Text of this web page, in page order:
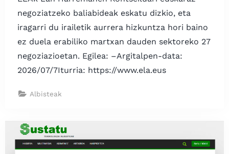
negoziatzeko baliabideak eskatu dizkio, eta
iragarri du irailetik aurrera hizkuntza hori baino
ez duela erabiliko martxan dauden sektoreko 27
negoziazioetan. Egilea: –Argitalpen-data:
2026/07/7Iturria: https://www.ela.eus
Albisteak